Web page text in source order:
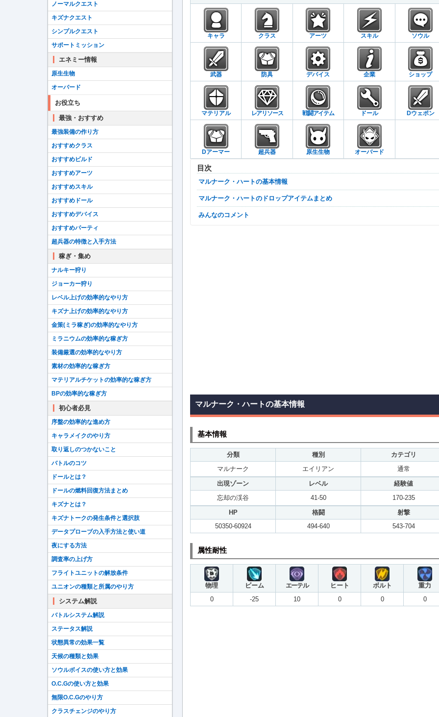
キャラ クラス アーツ スキル ソウル
武器 防具 デバイス 企業 ショップ
マテリアル レアリソース 戦闘アイテム ドール Dウェポン
Dアーマー 超兵器 原生生物 オーバード
目次
マルナーク・ハートの基本情報
マルナーク・ハートのドロップアイテムまとめ
みんなのコメント
マルナーク・ハートの基本情報
基本情報
分類 種別
カテゴリ
マルナーク
エイリアン
通常
出現ゾーン
レベル
経験値
忘却の渓谷
41-50
170-235
HP
格闘
射撃
50350-60924
494-640 543-704
属性耐性
物理 ビーム エーテル ヒート ボルト
重力
0
-25 10 0 0 0
ノーマルクエスト
キズナクエスト
シンプルクエスト
サポートミッション
エネミー情報
原生生物
オーバード
お役立ち
最強・おすすめ
最強装備の作り方
おすすめクラス
おすすめビルド
おすすめアーツ
おすすめスキル
おすすめドール
おすすめデバイス
おすすめパーティ
超兵器の特徴と入手方法
稼ぎ・集め
ナルキー狩り
ジョーカー狩り
レベル上げの効率的なやり方
キズナ上げの効率的なやり方
金策(ミラ稼ぎ)の効率的なやり方
ミラニウムの効率的な稼ぎ方
装備厳選の効率的なやり方
素材の効率的な稼ぎ方
マテリアルチケットの効率的な稼ぎ方
BPの効率的な稼ぎ方
初心者必見
序盤の効率的な進め方
キャラメイクのやり方
取り返しのつかないこと
バトルのコツ
ドールとは？
ドールの燃料回復方法まとめ
キズナとは？
キズナトークの発生条件と選択肢
データプローブの入手方法と使い道
夜にする方法
調査率の上げ方
フライトユニットの解放条件
ユニオンの種類と所属のやり方
システム解説
バトルシステム解説
ステータス解説
状態異常の効果一覧
天候の種類と効果
ソウルボイスの使い方と効果
O.C.Gの使い方と効果
無限O.C.Gのやり方
クラスチェンジのやり方